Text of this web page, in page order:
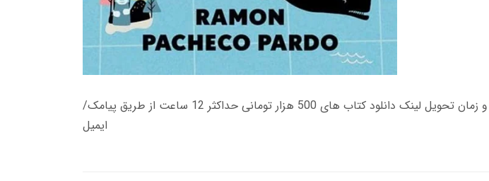
زمان تحویل کتاب های 600 هزار تومانی دانلود فوری از حساب کاربری می باشد، و زمان تحویل لینک دانلود کتاب های 500 هزار تومانی حداکثر 12 ساعت از طریق پیامک/
ایمیل